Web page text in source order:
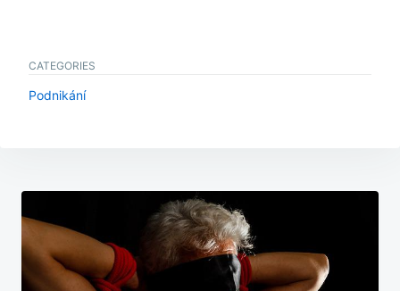
CATEGORIES
Podnikání
Navigace
pro
příspěvek